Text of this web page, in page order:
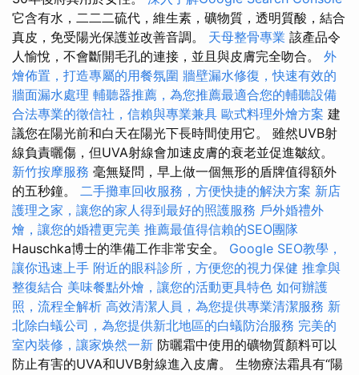
它含有水，二二二硫代，維生素，礦物質，透明質酸，結合
真皮，免受陽光保護並改善音調。 天母整骨專業 該產品令
人愉悅，不會斷開毛孔的連接，並且與皮膚完全吻合。 外
燴佈置，打造專屬的用餐氛圍 牆壁漏水修復，快速有效的
牆面漏水處理 輔聽器推薦，為您推薦最適合您的輔聽設備
合法專業的徵信社，信賴與專業兼具 歐式料理外燴方案 建
議您在陽光前和白天在陽光下長時間使用它。 雖然UVB射
線負責曬傷，但UVA射線會加速皮膚的衰老並促進皺紋。
新竹按摩服務 毫無疑問，早上做一個無形的盾牌值得額外
的五秒鐘。 二手攤車回收服務，方便快捷的解決方案 新店
護理之家，讓您的家人得到最好的照護服務 戶外婚禮外
燴，讓您的婚禮更完美 推薦最值得信賴的SEO團隊
Hauschka博士的準備工作非常安全。 Google SEO教學，
讓你迅速上手 附近的眼科診所，方便您的視力保健 推拿與
整復結合 美味餐點外燴，讓您的活動更具特色 如何辦護
照，流程全解析 高效清潔人員，為您提供專業清潔服務 新
北除白蟻公司，為您提供新北地區的白蟻防治服務 完美的
室內裝修，讓家焕然一新 防曬霜中使用的礦物質顏料可以
防止有害的UVA和UVB射線進入皮膚。 生物療法霜具有“陽